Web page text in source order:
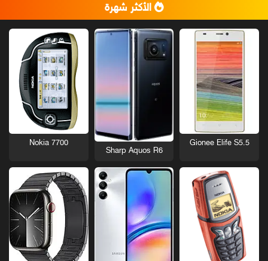
الأكثر شهرة
Gionee Elife S5.5
Sharp Aquos R6
Nokia 7700